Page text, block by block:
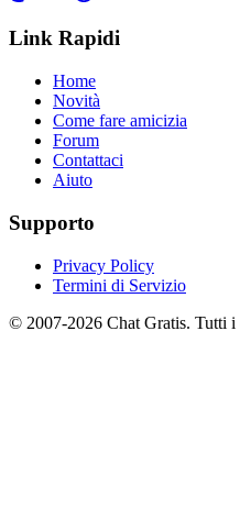
Link Rapidi
Home
Novità
Come fare amicizia
Forum
Contattaci
Aiuto
Supporto
Privacy Policy
Termini di Servizio
© 2007-2026 Chat Gratis. Tutti i